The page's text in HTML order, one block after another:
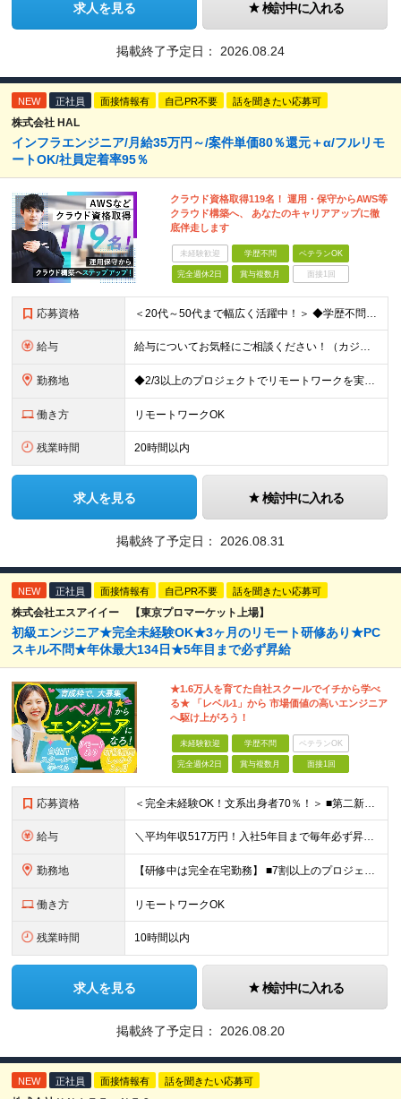
求人を見る 検討中に入れる
掲載終了予定日： 2026.08.24
NEW 正社員 面接情報有 自己PR不要 話を聞きたい応募可
株式会社 HAL
インフラエンジニア/月給35万円～/案件単価80％還元＋α/フルリモ
ートOK/社員定着率95％
クラウド資格取得119名！ 運用・保守からAWS等
クラウド構築へ、 あなたのキャリアアップに徹
底伴走します
未経験歓迎 学歴不問 ベテランOK
完全週休2日 賞与複数月 面接1回
応募資格 ＜20代～50代まで幅広く活躍中！＞ ◆学歴不問 ◆何らかのインフラ関連の実務経験 ★経験年数不問/運用監視レベルも歓迎 ＜こんな方は大歓迎！＞ ◎今の収入に不満がある ◎もっと上流の案件で活躍した
給与 給与についてお気軽にご相談ください！（カジュアル面談可能） 月給35万円～＋各種手当＋賞与2回 ※固定残業代は、時間外労働の有無に関わらず40時間分を87,500円～支給 ※超過分は別途支給 ※試用
勤務地 ◆2/3以上のプロジェクトでリモートワークを実施中！ ≪自社拠点≫ ・東京本社／東京都千代田区丸の内二丁目6番1号 丸の内パークビルディング6階 ・関西支社／⼤阪府⼤阪市中央区安⼟町2-3-13 ⼤
働き方 リモートワークOK
残業時間 20時間以内
求人を見る 検討中に入れる
掲載終了予定日： 2026.08.31
NEW 正社員 面接情報有 自己PR不要 話を聞きたい応募可
株式会社エスアイイー 【東京プロマーケット上場】
初級エンジニア★完全未経験OK★3ヶ月のリモート研修あり★PC
スキル不問★年休最大134日★5年目まで必ず昇給
★1.6万人を育てた自社スクールでイチから学べ
る★ 「レベル1」から 市場価値の高いエンジニア
へ駆け上がろう！
未経験歓迎 学歴不問 ベテランOK
完全週休2日 賞与複数月 面接1回
応募資格 ＜完全未経験OK！文系出身者70％！＞ ■第二新卒歓迎 ■学歴・経歴不問・社会人未経験もOK ■20代を中心に活躍中◎ ★☆先輩たちの前職☆★ 元アパレルスタッフや塾講師、介護士、事務、営業など社員
給与 ＼平均年収517万円！入社5年目まで毎年必ず昇給／ ■賞与年3回 ■年収800万円以上も可 ■入社3年以上の平均年収469.2万円 月給23万2000円以上＋賞与年3回＋各種手当 ☆入社5年目まで最
勤務地 【研修中は完全在宅勤務】 ■7割以上のプロジェクトでリモートワークを導入 ■一都三県のプロジェクト先 ■転居を伴う転勤なし ＜プロジェクト先＞ 東京・神奈川・千葉・埼玉でのプロジェクト先にて勤務いた
働き方 リモートワークOK
残業時間 10時間以内
求人を見る 検討中に入れる
掲載終了予定日： 2026.08.20
NEW 正社員 面接情報有 話を聞きたい応募可